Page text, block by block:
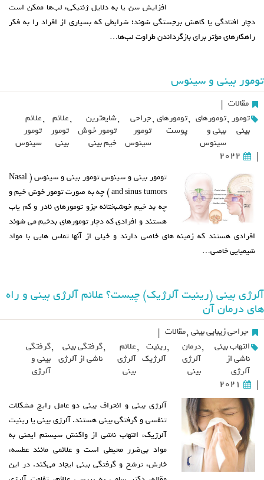
افزایش سن یا به دلایل ژنتیکی، لب‌ها ممکن است
دچار افتادگی یا کاهش برجستگی شوند؛ شرایطی که بسیاری از افراد را به فکر
راهکارهای مؤثر برای بازگرداندن طراوت لب‌ها…
تومور بینی و سینوس
مقالات |
تومور
بینی
,تومورهای
بینی و
سینوس
,تومورهای
پوست
,جراحی
تومور
سینوس
,شایعترین
تومور خوش
خیم بینی
,علائم
تومور
بینی
,علائم
تومور
سینوس
|
2022
تومور بینی و سینوس تومور بینی و سینوس ( Nasal
and sinus tumors ) چه به صورت تومور خوش خیم و
چه بد خیم خوشبختانه جزو تومورهای نادر و کم یاب
هستند و افرادی که دچار تومورهای بدخیم می شوند
افرادی هستند که زمینه های خاصی دارند و خیلی از آنها تماس هایی با مواد
شیمیایی خاصی…
آلرژی بینی (رینیت آلرژیک) چیست؟ علائم آلرژی بینی و راه
های درمان آن
جراحی زیبایی بینی ,مقالات |
التهاب بینی
ناشی از
آلرژی
,درمان
آلرژی
بینی
,رینیت
آلرژیک
,علائم
آلرژی
بینی
,گرفتگی بینی
ناشی از آلرژی
,گرفتگی
بینی و
آلرژی
|
2021
آلرژی بینی و انحراف بینی دو عامل رایج مشکلات
تنفسی و گرفتگی بینی هستند. آلرژی بینی یا رینیت
آلرژیک، التهاب ناشی از واکنش سیستم ایمنی به
مواد بی‌ضرر محیطی است و علائمی مانند عطسه،
خارش، ترشح و گرفتگی بینی ایجاد می‌کند. در این